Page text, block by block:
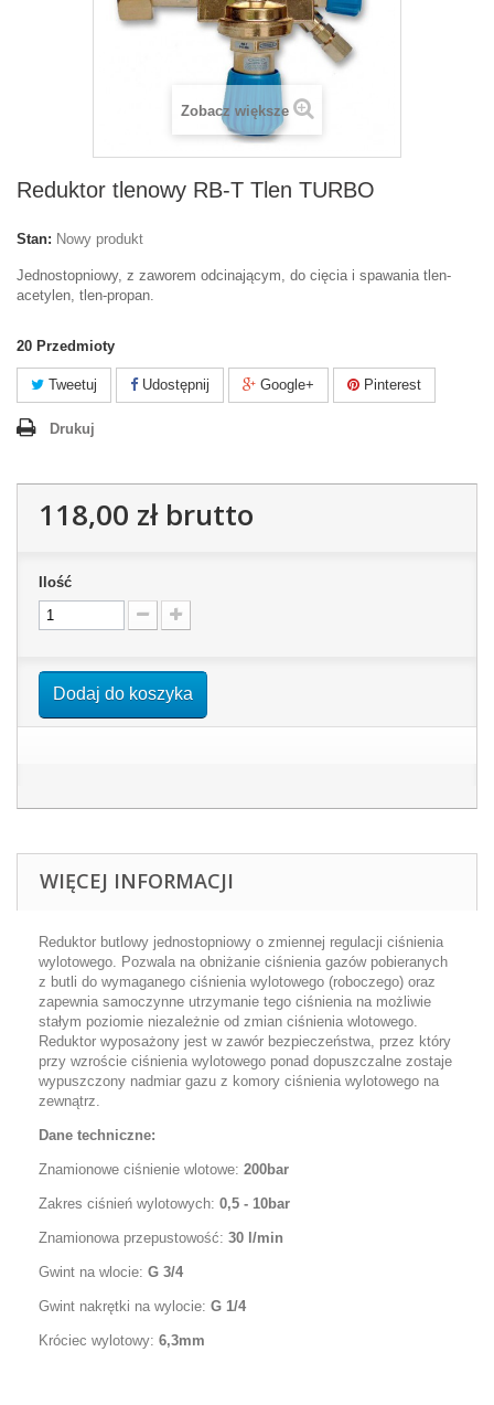
Zobacz większe
Reduktor tlenowy RB-T Tlen TURBO
Stan: Nowy produkt
Jednostopniowy, z zaworem odcinającym, do cięcia i spawania tlen-
acetylen, tlen-propan.
20 Przedmioty
Tweetuj Udostępnij Google+ Pinterest
Drukuj
118,00 złbrutto
Ilość
Dodaj do koszyka
WIĘCEJ INFORMACJI
Reduktor butlowy jednostopniowy o zmiennej regulacji ciśnienia
wylotowego. Pozwala na obniżanie ciśnienia gazów pobieranych
z butli do wymaganego ciśnienia wylotowego (roboczego) oraz
zapewnia samoczynne utrzymanie tego ciśnienia na możliwie
stałym poziomie niezależnie od zmian ciśnienia wlotowego.
Reduktor wyposażony jest w zawór bezpieczeństwa, przez który
przy wzroście ciśnienia wylotowego ponad dopuszczalne zostaje
wypuszczony nadmiar gazu z komory ciśnienia wylotowego na
zewnątrz.
Dane techniczne:
Znamionowe ciśnienie wlotowe: 200bar
Zakres ciśnień wylotowych: 0,5 - 10bar
Znamionowa przepustowość: 30 l/min
Gwint na wlocie: G 3/4
Gwint nakrętki na wylocie: G 1/4
Króciec wylotowy: 6,3mm